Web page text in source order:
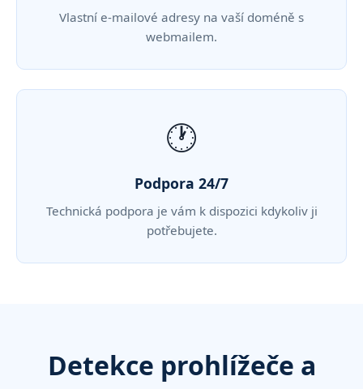
Vlastní e-mailové adresy na vaší doméně s
webmailem.
🕐
Podpora 24/7
Technická podpora je vám k dispozici kdykoliv ji
potřebujete.
Detekce prohlížeče a